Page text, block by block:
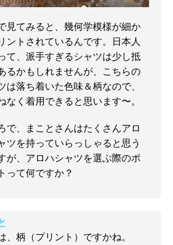
見てみると、幾何学模様が細か
ントされているんです。日本人
て、派手すぎるシャツは少し抵
るかもしれませんが、こちらの
は落ち着いた色味＆柄なので、
なく着用できると思います〜。
で、まことさんはたくさんアロ
ツを持っていらっしゃると思う
が、アロハシャツを選ぶ際のポ
って何ですか？
、柄（プリント）ですかね。